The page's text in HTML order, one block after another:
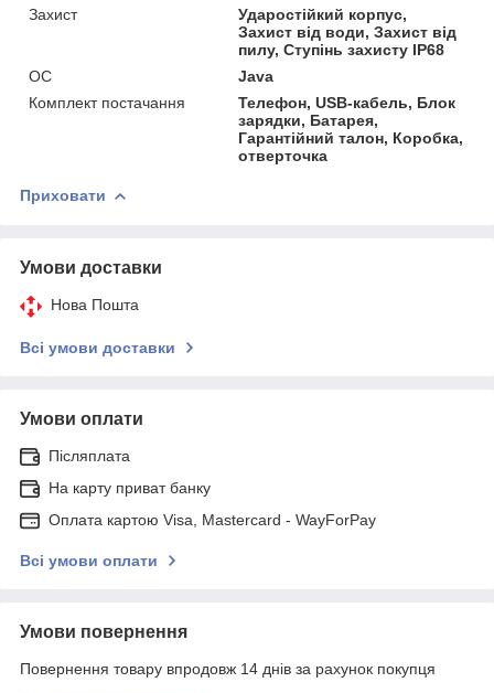
Захист
Ударостійкий корпус,
Захист від води, Захист від
пилу, Ступінь захисту IP68
ОС
Java
Комплект постачання
Телефон, USB-кабель, Блок
зарядки, Батарея,
Гарантійний талон, Коробка,
отверточка
Приховати
Умови доставки
Нова Пошта
Всі умови доставки
Умови оплати
Післяплата
На карту приват банку
Оплата картою Visa, Mastercard - WayForPay
Всі умови оплати
Умови повернення
Повернення товару впродовж 14 днів за рахунок покупця